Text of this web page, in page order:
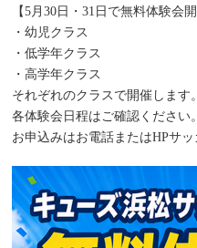
【5月30日・31日で無料体験会
・幼児クラス
・低学年クラス
・高学年クラス
それぞれのクラスで開催します
各体験会日程はご確認ください
お申込みはお電話またはHPサ